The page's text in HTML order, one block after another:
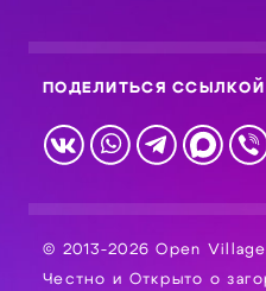
ПОДЕЛИТЬСЯ ССЫЛКОЙ
© 2013-2026 Open
Честно и Открыто о